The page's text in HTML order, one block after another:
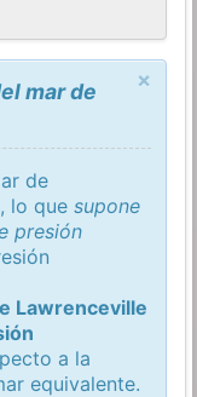
×
mar de
de
, lo quesupone
presión
Lawrenceville
a la
equivalente.